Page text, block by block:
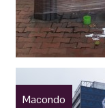
Macondo